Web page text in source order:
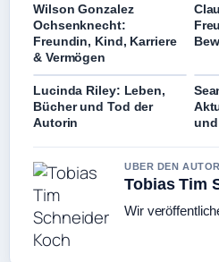
Wilson Gonzalez
Ochsenknecht:
Freundin, Kind, Karriere
& Vermögen
Lucinda Riley: Leben,
Bücher und Tod der
Autorin
UBER DEN AUTOR
Tobias Tim
Wir